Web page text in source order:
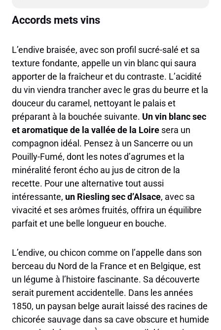
Accords mets vins
L’endive braisée, avec son profil sucré-salé et sa
texture fondante, appelle un vin blanc qui saura
apporter de la fraîcheur et du contraste. L’acidité
du vin viendra trancher avec le gras du beurre et la
douceur du caramel, nettoyant le palais et
préparant à la bouchée suivante. Un vin blanc sec
et aromatique de la vallée de la Loire sera un
compagnon idéal. Pensez à un Sancerre ou un
Pouilly-Fumé, dont les notes d’agrumes et la
minéralité feront écho au jus de citron de la
recette. Pour une alternative tout aussi
intéressante, un Riesling sec d’Alsace, avec sa
vivacité et ses arômes fruités, offrira un équilibre
parfait et une belle longueur en bouche.
L’endive, ou chicon comme on l’appelle dans son
berceau du Nord de la France et en Belgique, est
un légume à l’histoire fascinante. Sa découverte
serait purement accidentelle. Dans les années
1850, un paysan belge aurait laissé des racines de
chicorée sauvage dans sa cave obscure et humide